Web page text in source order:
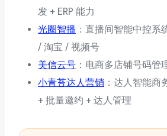
发 + ERP 能力
光圈智播 ：直播间智能中控
/ 淘宝 / 视频号
美信云号 ：电商多店铺号码管
小青苔达人营销 ：达人智能商
+ 批量邀约 + 达人管理